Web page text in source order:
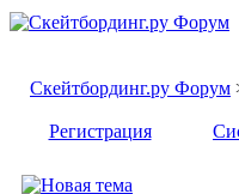
Скейтбординг.ру Форум
Регистрация